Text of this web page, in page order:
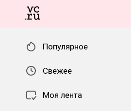
Популярное
Свежее
Моя лента